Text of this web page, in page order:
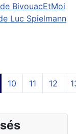
BivouacEtMoi
Luc Spielmann
10 11 12